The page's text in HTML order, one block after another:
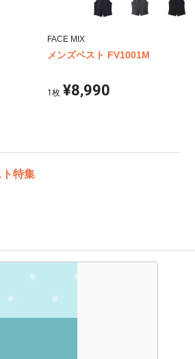
FACE MIX
メンズベスト FV1001M
1枚 ¥8,990
特集